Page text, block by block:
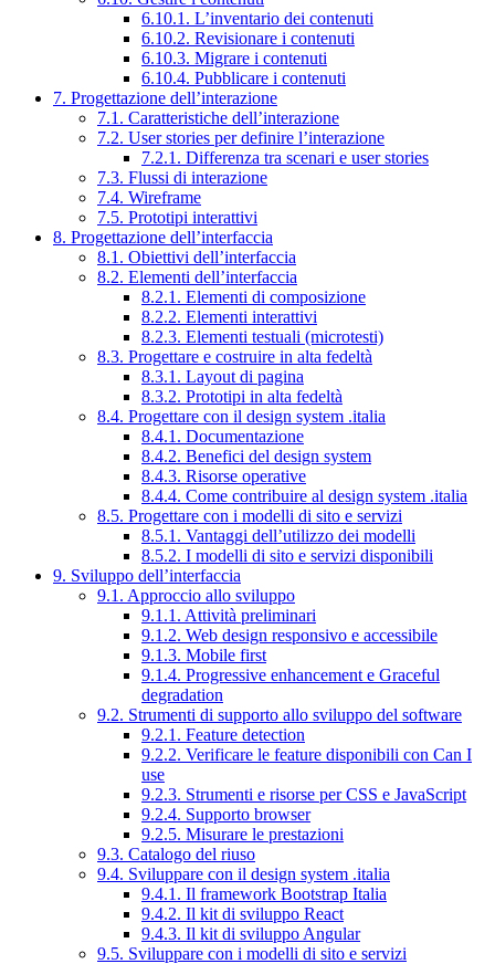
6.10.1. L’inventario dei contenuti
6.10.2. Revisionare i contenuti
6.10.3. Migrare i contenuti
6.10.4. Pubblicare i contenuti
7. Progettazione dell’interazione
7.1. Caratteristiche dell’interazione
7.2. User stories per definire l’interazione
7.2.1. Differenza tra scenari e user stories
7.3. Flussi di interazione
7.4. Wireframe
7.5. Prototipi interattivi
8. Progettazione dell’interfaccia
8.1. Obiettivi dell’interfaccia
8.2. Elementi dell’interfaccia
8.2.1. Elementi di composizione
8.2.2. Elementi interattivi
8.2.3. Elementi testuali (microtesti)
8.3. Progettare e costruire in alta fedeltà
8.3.1. Layout di pagina
8.3.2. Prototipi in alta fedeltà
8.4. Progettare con il design system .italia
8.4.1. Documentazione
8.4.2. Benefici del design system
8.4.3. Risorse operative
8.4.4. Come contribuire al design system .italia
8.5. Progettare con i modelli di sito e servizi
8.5.1. Vantaggi dell’utilizzo dei modelli
8.5.2. I modelli di sito e servizi disponibili
9. Sviluppo dell’interfaccia
9.1. Approccio allo sviluppo
9.1.1. Attività preliminari
9.1.2. Web design responsivo e accessibile
9.1.3. Mobile first
9.1.4. Progressive enhancement e Graceful
degradation
9.2. Strumenti di supporto allo sviluppo del software
9.2.1. Feature detection
9.2.2. Verificare le feature disponibili con Can I
use
9.2.3. Strumenti e risorse per CSS e JavaScript
9.2.4. Supporto browser
9.2.5. Misurare le prestazioni
9.3. Catalogo del riuso
9.4. Sviluppare con il design system .italia
9.4.1. Il framework Bootstrap Italia
9.4.2. Il kit di sviluppo React
9.4.3. Il kit di sviluppo Angular
9.5. Sviluppare con i modelli di sito e servizi